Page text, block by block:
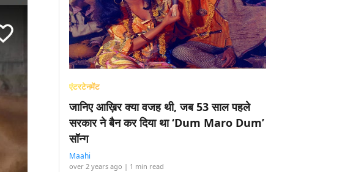
एंटरटेनमेंट
जानिए आख़िर क्या वजह थी, जब 53 साल पहले
सरकार ने बैन कर दिया था ‘Dum Maro Dum’
सॉन्ग
Maahi
over 2 years ago | 1 min read